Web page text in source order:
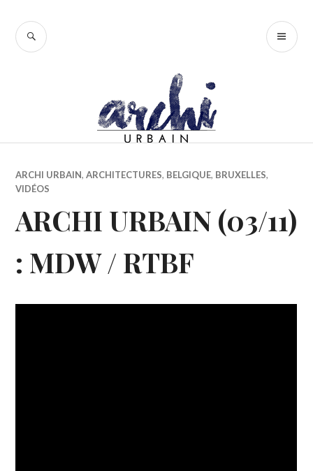
contenu
RECHERCHE
ARCHI URBAIN,ARCHITECTURES, BELGIQUE, BRUXELLES,
VIDÉOS
ARCHI URBAIN (03/11)
: MDW / RTBF